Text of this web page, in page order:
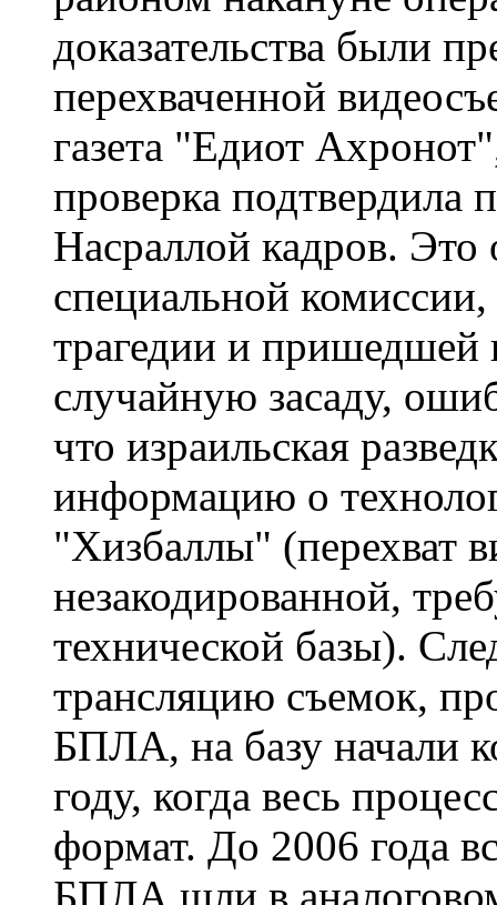
доказательства были
перехваченной
газета "Едиот
проверка подтвердила
Насраллой кадров. Это
специальной
трагедии и пришедшей
случайную засаду,
что израильская
информацию о
"Хизбаллы" (перехват
незакодированной,
технической базы).
трансляцию съемок,
БПЛА, на базу начали
году, когда весь
формат. До 2006 года
БПЛА шли в